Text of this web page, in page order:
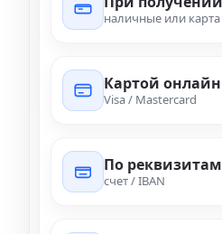
наличные или карта
Картой онлайн
Visa / Mastercard
По реквизитам
счет / IBAN